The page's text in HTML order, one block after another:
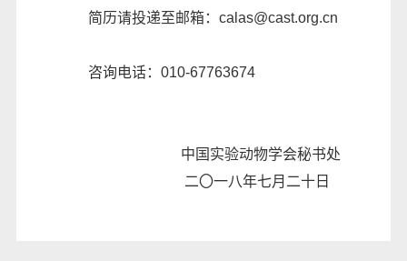
简历请投递至邮箱：calas@cast.org.cn
咨询电话：010-67763674
中国实验动物学会秘书处
二〇一八年七月二十日